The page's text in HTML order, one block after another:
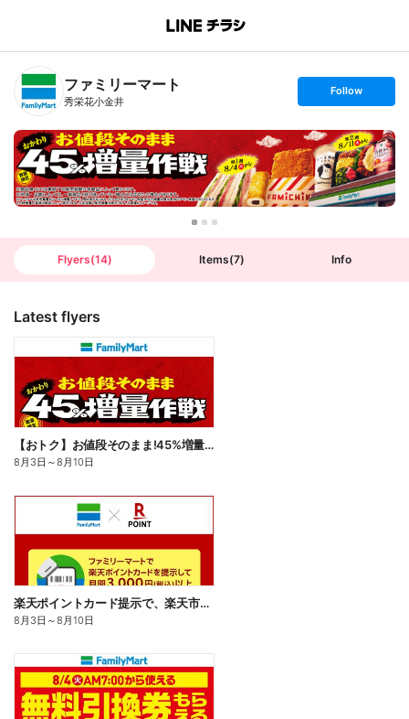
B
n
T
ファミリーマート
秀栄花小金井
s
t
o
l
l
o
w
Follow
Flyers(14) Items(7) Info
Latest flyers
【おトク】お値段そのまま!45%増量作戦!
8月3日 ～8月10日
楽天ポイントカード提示で、楽天市場でのお買い物がおトクに!
8月3日 ～8月10日